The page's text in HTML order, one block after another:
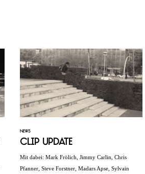
NEWS
Clip Update
Mit dabei: Mark Frölich, Jimmy Carlin, Chris
Pfanner, Steve Forstner, Madars Apse, Sylvain